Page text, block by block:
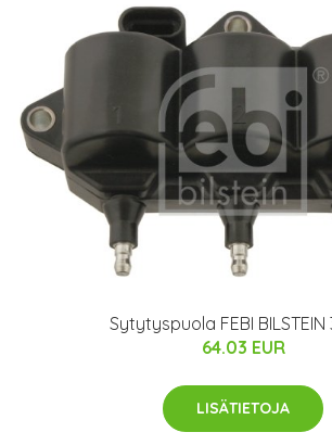
Sytytyspuola FEBI BILSTEIN
64.03 EUR
LISÄTIETOJA